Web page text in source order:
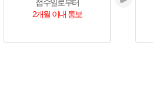
접수일로부터
2개월 이내 통보